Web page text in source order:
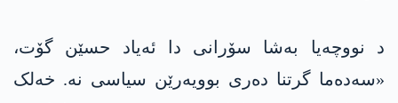
د نووچەیا بەشا سۆرانی دا ئەیاد حسێن گۆت،
«سەدەما گرتنا دەری بوویەرێن سیاسی نە. خەلک